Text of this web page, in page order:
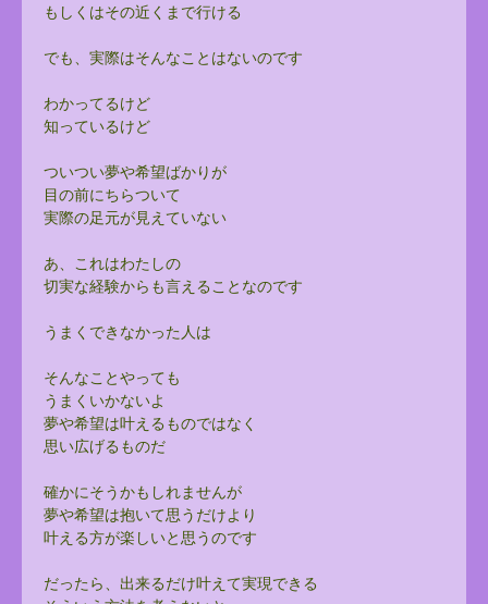
もしくはその近くまで行ける
でも、実際はそんなことはないのです
わかってるけど
知っているけど
ついつい夢や希望ばかりが
目の前にちらついて
実際の足元が見えていない
あ、これはわたしの
切実な経験からも言えることなのです
うまくできなかった人は
そんなことやっても
うまくいかないよ
夢や希望は叶えるものではなく
思い広げるものだ
確かにそうかもしれませんが
夢や希望は抱いて思うだけより
叶える方が楽しいと思うのです
だったら、出来るだけ叶えて実現できる